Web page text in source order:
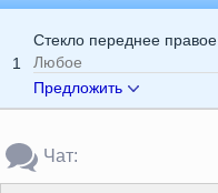
1
Стекло переднее правое
Любое
Предложить
Чат: